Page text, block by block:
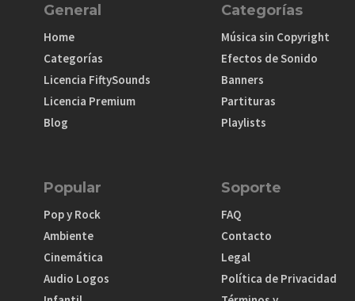
General
Home
Categorías
Licencia FiftySounds
Licencia Premium
Blog
Categorías
Música sin Copyright
Efectos de Sonido
Banners
Partituras
Playlists
Popular
Pop y Rock
Ambiente
Cinemática
Audio Logos
Soporte
FAQ
Contacto
Legal
Política de Privacidad